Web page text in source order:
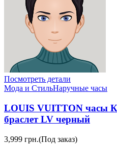
Посмотреть детали
Мода и СтильНаручные часы
LOUIS VUITTON часы
браслет LV черный
3,999 грн.(Под заказ)